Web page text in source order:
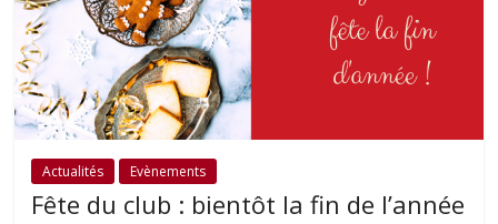
Actualités Evènements
Fête du club : bientôt la fin de l’année